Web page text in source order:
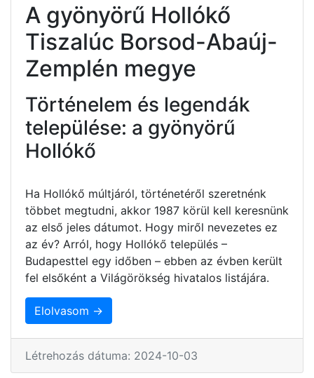
A gyönyörű Hollókő
Tiszalúc Borsod-Abaúj-
Zemplén megye
Történelem és legendák
települése: a gyönyörű
Hollókő
Ha Hollókő múltjáról, történetéről szeretnénk
többet megtudni, akkor 1987 körül kell keresnünk
az első jeles dátumot. Hogy miről nevezetes ez
az év? Arról, hogy Hollókő település –
Budapesttel egy időben – ebben az évben került
fel elsőként a Világörökség hivatalos listájára.
Elolvasom →
Létrehozás dátuma: 2024-10-03